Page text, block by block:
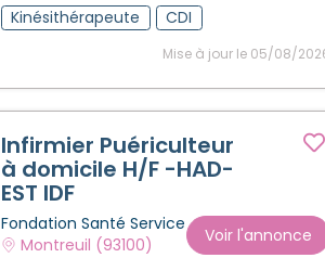
Kinésithérapeute
CDI
Mise à jour le 05/08/
Infirmier Puériculteur
à domicile H/F -HAD-
EST IDF
Fondation Santé Service
Montreuil (93100)
Voir l'annonce